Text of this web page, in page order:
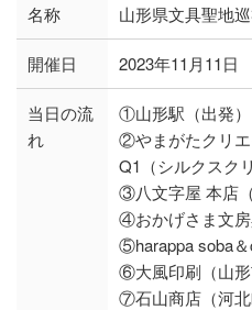
名称 山形県文具聖地
開催日 2023年11月11日
当日の流
れ
①山形駅（出発）
②やまがたクリ
Q1（シルクスク
③八文字屋 本店（
④おかげさま文房
⑤harappa soba＆
⑥大風印刷（山形
⑦石山商店（河北